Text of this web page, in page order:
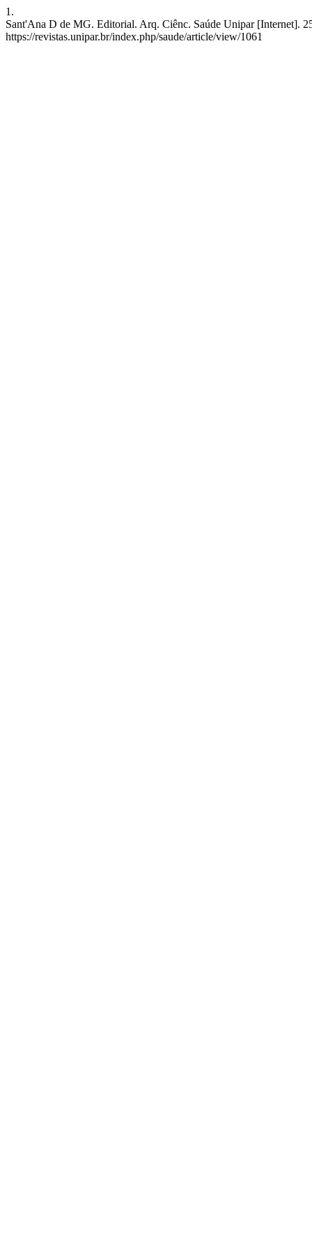
1.
Sant'Ana D de MG. Editorial. Arq. Ciênc. Saúde Unipar [Internet].
https://revistas.unipar.br/index.php/saude/article/view/1061